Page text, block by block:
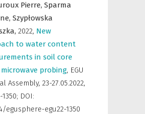
Pierre, Sparma
Szypłowska
2022, New
to water content
in soil core
probing, EGU
Assembly, 23-27.05.2022,
1350; DOI:
egusphere-egu22-1350